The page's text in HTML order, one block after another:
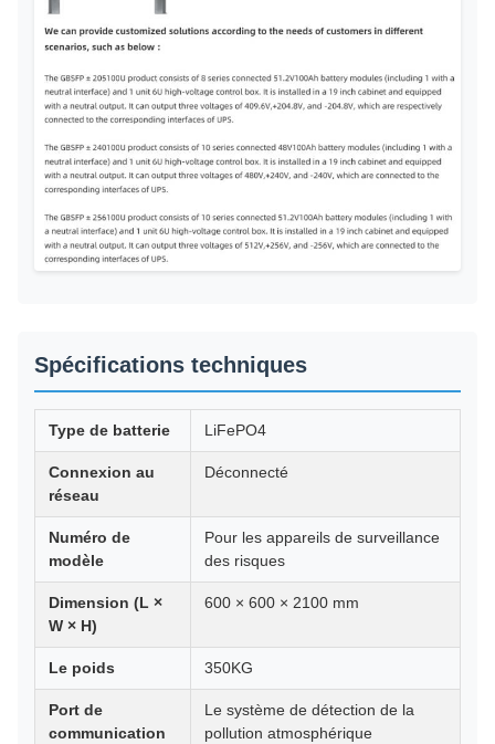
Spécifications techniques
Type de batterie LiFePO4
Connexion au
réseau
Déconnecté
Numéro de
modèle
Pour les appareils de surveillance
des risques
Dimension (L ×
W × H)
600 × 600 × 2100 mm
Le poids 350KG
Port de
communication
Le système de détection de la
pollution atmosphérique